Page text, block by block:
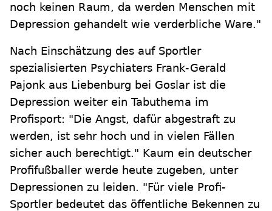
noch keinen Raum, da werden Menschen mit
Depression gehandelt wie verderbliche Ware."
Nach Einschätzung des auf Sportler
spezialisierten Psychiaters Frank-Gerald
Pajonk aus Liebenburg bei Goslar ist die
Depression weiter ein Tabuthema im
Profisport: "Die Angst, dafür abgestraft zu
werden, ist sehr hoch und in vielen Fällen
sicher auch berechtigt." Kaum ein deutscher
Profifußballer werde heute zugeben, unter
Depressionen zu leiden. "Für viele Profi-
Sportler bedeutet das öffentliche Bekennen zu